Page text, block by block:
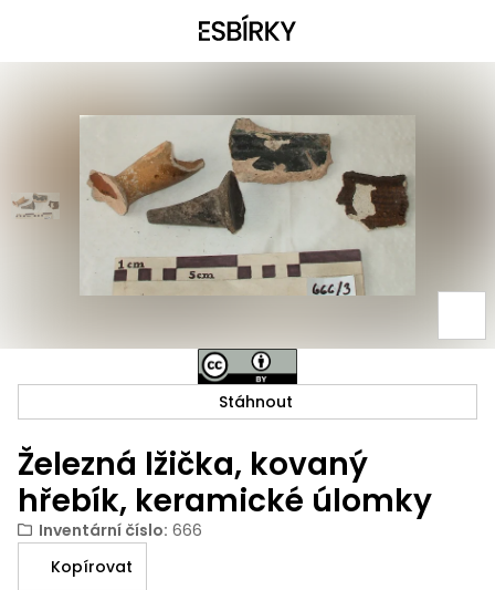
Železná lžička, kovaný
hřebík, keramické úlomky
Inventární číslo: 666
Kopírovat
Stáhnout